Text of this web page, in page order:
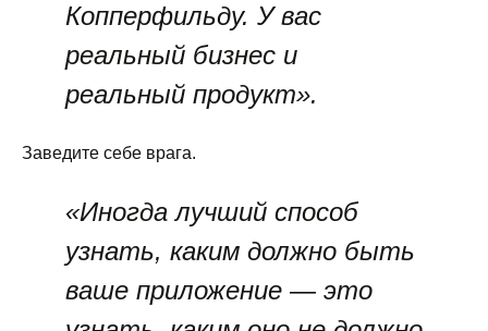
Копперфильду. У вас
реальный бизнес и
реальный продукт».
Заведите себе врага.
«Иногда лучший способ
узнать, каким должно быть
ваше приложение — это